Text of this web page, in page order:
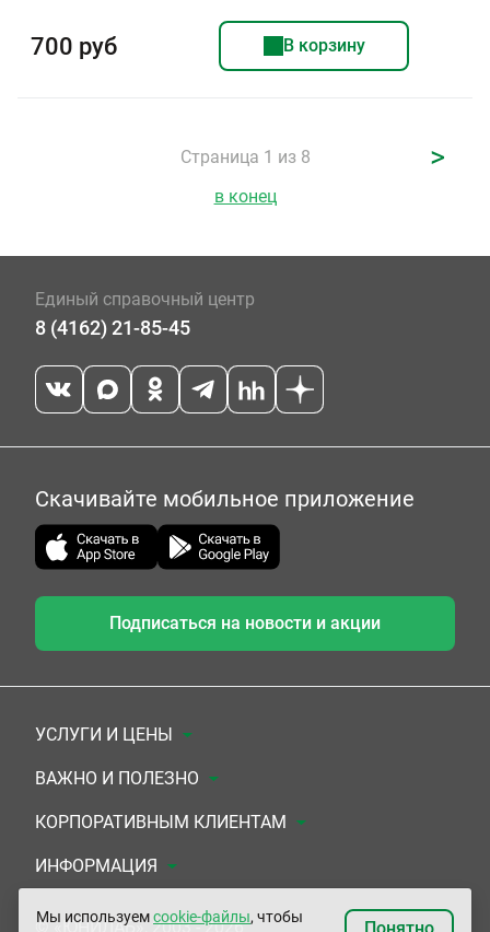
700 руб В корзину
Страница 1 из 8 >
в конец
Единый справочный центр
8 (4162) 21-85-45
Скачивайте мобильное приложение
Подписаться на новости и акции
УСЛУГИ И ЦЕНЫ
Анализы
Комплексы
УЗИ
ЭКГ/Холтер/СМАД
ВАЖНО И ПОЛЕЗНО
Документы для заключения договора
Система скидок
Подарочные сертификаты
КОРПОРАТИВНЫМ КЛИЕНТАМ
Медицинским организациям
Прочим организациям
ИНФОРМАЦИЯ
О Компании
© «ЮНИЛАБ», 2003 - 2026
Мы используемcookie-файлы, чтобы